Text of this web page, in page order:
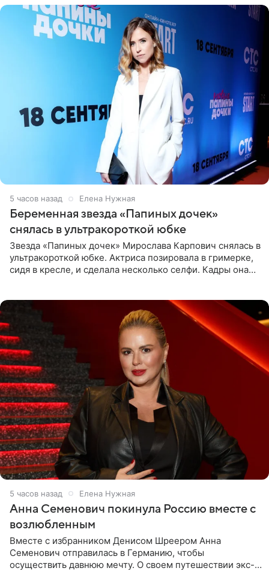
5 часов назад Елена Нужная
Беременная звезда «Папиных дочек»
снялась в ультракороткой юбке
Звезда «Папиных дочек» Мирослава Карпович снялась в
ультракороткой юбке. Актриса позировала в гримерке,
сидя в кресле, и сделала несколько селфи. Кадры она
5 часов назад Елена Нужная
Анна Семенович покинула Россию вместе с
возлюбленным
Вместе с избранником Денисом Шреером Анна
Семенович отправилась в Германию, чтобы
осуществить давнюю мечту. О своем путешествии экс-